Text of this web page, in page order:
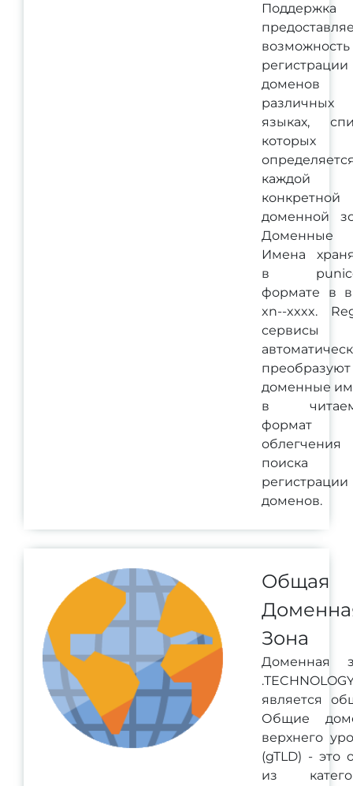
Поддержка
возможность
регистрации
доменов
различных
языках,
которых
каждой
конкретной
доменной
Доменные
Имена
в
формате в
xn--xxxx.
сервисы
преобразуют
доменные
в
формат
облегчения
регистрации
доменов.
Общая
Зона
Доменная
является
Общие
верхнего
(gTLD) - это
из